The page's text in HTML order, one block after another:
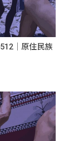
｜原住民族